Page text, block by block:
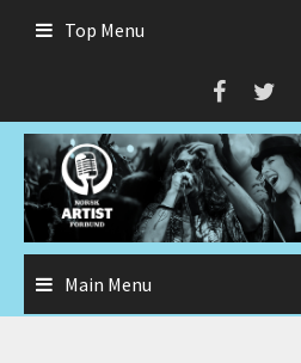
Top Menu
Main Menu